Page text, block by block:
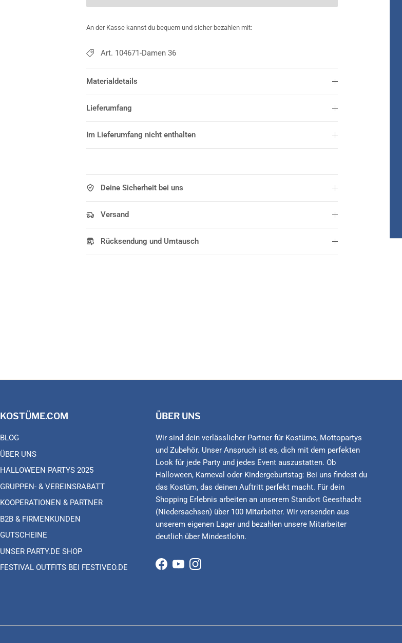
An der Kasse kannst du bequem und sicher bezahlen mit:
Art. 104671-Damen 36
Materialdetails
Lieferumfang
Im Lieferumfang nicht enthalten
Deine Sicherheit bei uns
Versand
Rücksendung und Umtausch
KOSTÜME.COM
BLOG
ÜBER UNS
HALLOWEEN PARTYS 2025
GRUPPEN- & VEREINSRABATT
KOOPERATIONEN & PARTNER
B2B & FIRMENKUNDEN
GUTSCHEINE
UNSER PARTY.DE SHOP
FESTIVAL OUTFITS BEI FESTIVEO.DE
ÜBER UNS
Wir sind dein verlässlicher Partner für Kostüme, Mottopartys
und Zubehör. Unser Anspruch ist es, dich mit dem perfekten
Look für jede Party und jedes Event auszustatten. Ob
Halloween, Karneval oder Kindergeburtstag: Bei uns findest du
das Kostüm, das deinen Auftritt perfekt macht. Für dein
Shopping Erlebnis arbeiten an unserem Standort Geesthacht
(Niedersachsen) über 100 Mitarbeiter. Wir versenden aus
unserem eigenen Lager und bezahlen unsere Mitarbeiter
deutlich über Mindestlohn.
Facebook
YouTubeInstagram